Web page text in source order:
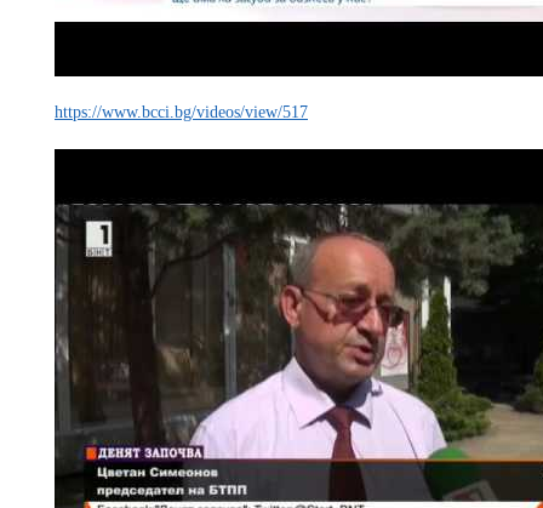
https://www.bcci.bg/videos/view/517